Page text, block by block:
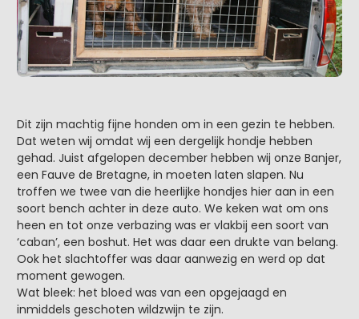
Dit zijn machtig fijne honden om in een gezin te hebben.
Dat weten wij omdat wij een dergelijk hondje hebben
gehad. Juist afgelopen december hebben wij onze Banjer,
een Fauve de Bretagne, in moeten laten slapen. Nu
troffen we twee van die heerlijke hondjes hier aan in een
soort bench achter in deze auto. We keken wat om ons
heen en tot onze verbazing was er vlakbij een soort van
‘caban’, een boshut. Het was daar een drukte van belang.
Ook het slachtoffer was daar aanwezig en werd op dat
moment gewogen.
Wat bleek: het bloed was van een opgejaagd en
inmiddels geschoten wildzwijn te zijn.